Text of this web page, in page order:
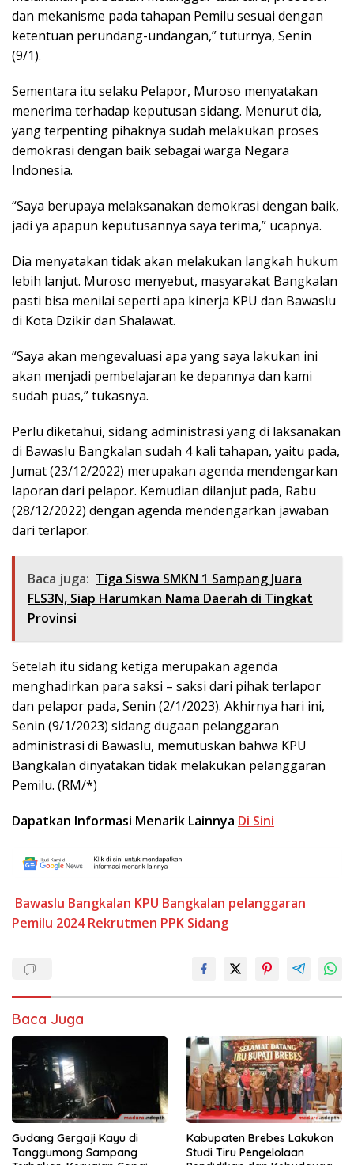
dan mekanisme pada tahapan Pemilu sesuai dengan
ketentuan perundang-undangan,” tuturnya, Senin
(9/1).
Sementara itu selaku Pelapor, Muroso menyatakan
menerima terhadap keputusan sidang. Menurut dia,
yang terpenting pihaknya sudah melakukan proses
demokrasi dengan baik sebagai warga Negara
Indonesia.
“Saya berupaya melaksanakan demokrasi dengan baik,
jadi ya apapun keputusannya saya terima,” ucapnya.
Dia menyatakan tidak akan melakukan langkah hukum
lebih lanjut. Muroso menyebut, masyarakat Bangkalan
pasti bisa menilai seperti apa kinerja KPU dan Bawaslu
di Kota Dzikir dan Shalawat.
“Saya akan mengevaluasi apa yang saya lakukan ini
akan menjadi pembelajaran ke depannya dan kami
sudah puas,” tukasnya.
Perlu diketahui, sidang administrasi yang di laksanakan
di Bawaslu Bangkalan sudah 4 kali tahapan, yaitu pada,
Jumat (23/12/2022) merupakan agenda mendengarkan
laporan dari pelapor. Kemudian dilanjut pada, Rabu
(28/12/2022) dengan agenda mendengarkan jawaban
dari terlapor.
Baca juga: Tiga Siswa SMKN 1 Sampang Juara
FLS3N, Siap Harumkan Nama Daerah di Tingkat
Provinsi
Setelah itu sidang ketiga merupakan agenda
menghadirkan para saksi – saksi dari pihak terlapor
dan pelapor pada, Senin (2/1/2023). Akhirnya hari ini,
Senin (9/1/2023) sidang dugaan pelanggaran
administrasi di Bawaslu, memutuskan bahwa KPU
Bangkalan dinyatakan tidak melakukan pelanggaran
Pemilu. (RM/*)
Dapatkan Informasi Menarik Lainnya Di Sini
Bawaslu Bangkalan KPU Bangkalan pelanggaran
Pemilu 2024 Rekrutmen PPK Sidang
Baca Juga
Gudang Gergaji Kayu di
Tanggumong Sampang
Kabupaten Brebes Lakukan
Studi Tiru Pengelolaan